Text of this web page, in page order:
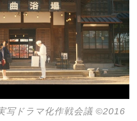
写ドラマ化作戦会議 ©2016